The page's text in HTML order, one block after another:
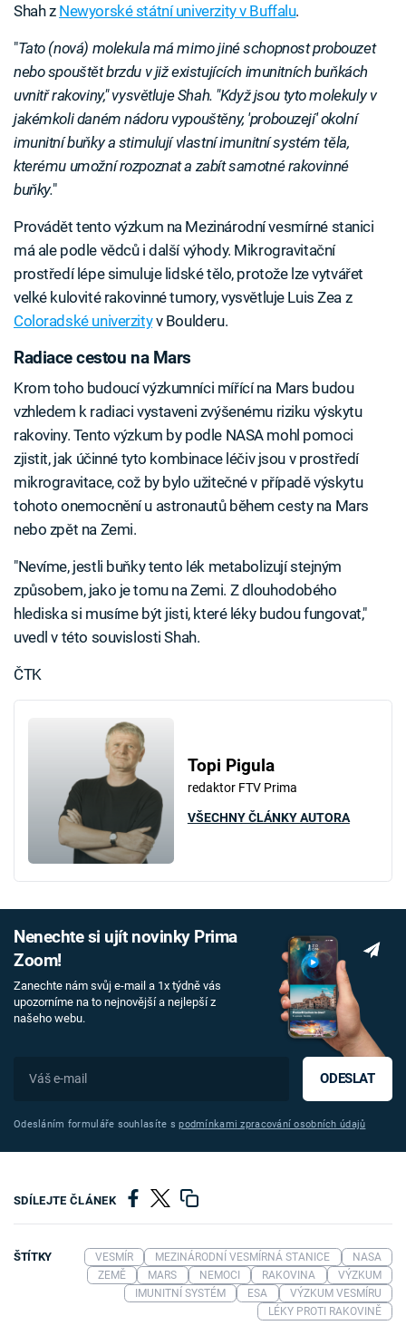
Shah z Newyorské státní univerzity v Buffalu.
"Tato (nová) molekula má mimo jiné schopnost probouzet
nebo spouštět brzdu v již existujících imunitních buňkách
uvnitř rakoviny," vysvětluje Shah. "Když jsou tyto molekuly v
jakémkoli daném nádoru vypouštěny, 'probouzejí' okolní
imunitní buňky a stimulují vlastní imunitní systém těla,
kterému umožní rozpoznat a zabít samotné rakovinné
buňky."
Provádět tento výzkum na Mezinárodní vesmírné stanici
má ale podle vědců i další výhody. Mikrogravitační
prostředí lépe simuluje lidské tělo, protože lze vytvářet
velké kulovité rakovinné tumory, vysvětluje Luis Zea z
Coloradské univerzityv Boulderu.
Radiace cestou na Mars
Krom toho budoucí výzkumníci mířící na Mars budou
vzhledem k radiaci vystaveni zvýšenému riziku výskytu
rakoviny. Tento výzkum by podle NASA mohl pomoci
zjistit, jak účinné tyto kombinace léčiv jsou v prostředí
mikrogravitace, což by bylo užitečné v případě výskytu
tohoto onemocnění u astronautů během cesty na Mars
nebo zpět na Zemi.
"Nevíme, jestli buňky tento lék metabolizují stejným
způsobem, jako je tomu na Zemi. Z dlouhodobého
hlediska si musíme být jisti, které léky budou fungovat,"
uvedl v této souvislosti Shah.
ČTK
Topi Pigula
redaktor FTV Prima
VŠECHNY ČLÁNKY AUTORA
Nenechte si ujít novinky Prima
Zoom!
Zanechte nám svůj e-mail a 1x týdně vás
upozorníme na to nejnovější a nejlepší z
našeho webu.
ODESLAT
Odesláním formuláře souhlasíte spodmínkami zpracování osobních údajů
SDÍLEJTE ČLÁNEK
ŠTÍTKY VESMÍR MEZINÁRODNÍ VESMÍRNÁ STANICE
NASA
ZEMĚ
MARS NEMOCI RAKOVINA
VÝZKUM
IMUNITNÍ SYSTÉM
ESA
VÝZKUM VESMÍRU
LÉKY PROTI RAKOVINĚ